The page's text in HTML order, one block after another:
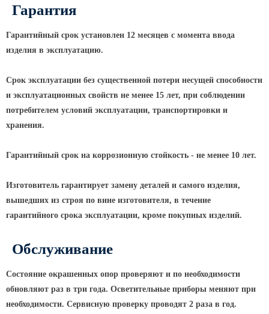
Стойка паркового светильника
Парковые круглоконические
Торшерные опоры освещения
Светильник уличный
светодиодный консольный
Парковые прожекторы
ограждений
Светильники специального
Гарантия
Гарантийный срок установлен 12 месяцев с момента ввода
изделия в эксплуатацию.
Срок эксплуатации без существенной потери несущей способности
и эксплуатационных свойств не менее 15 лет, при соблюдении
потребителем условий эксплуатации, транспортировки и
хранения.
Гарантийный срок на коррозионную стойкость - не менее 10 лет.
Изготовитель гарантирует замену деталей и самого изделия,
вышедших из строя по вине изготовителя, в течение
гарантийного срока эксплуатации, кроме покупных изделий.
Обслуживание
Состояние окрашенных опор проверяют и по необходимости
обновляют раз в три года. Осветительные приборы меняют при
необходимости. Сервисную проверку проводят 2 раза в год.